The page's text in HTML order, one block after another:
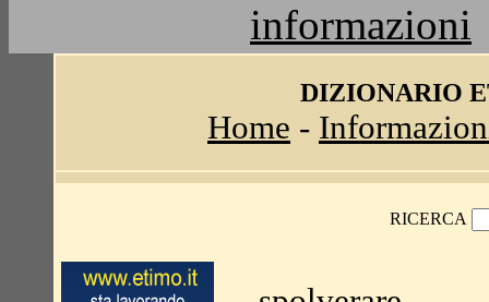
informazioni
DIZIONARIO
Home -
RICERCA